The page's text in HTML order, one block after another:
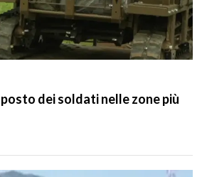
dei soldati nelle zone più